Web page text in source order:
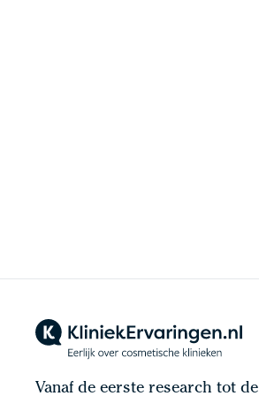
Vanaf de eerste research tot de